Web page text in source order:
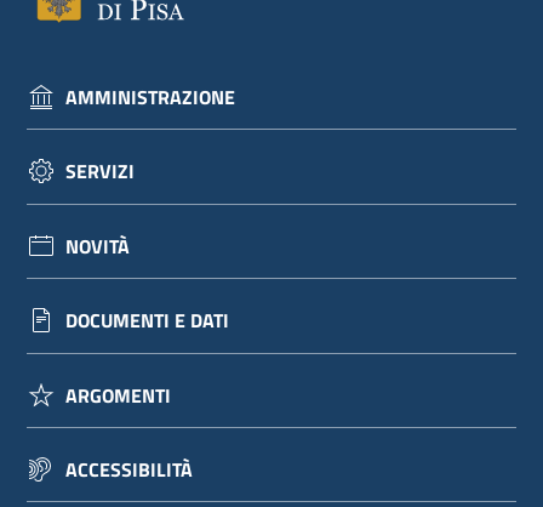
AMMINISTRAZIONE
SERVIZI
NOVITÀ
DOCUMENTI E DATI
ARGOMENTI
ACCESSIBILITÀ